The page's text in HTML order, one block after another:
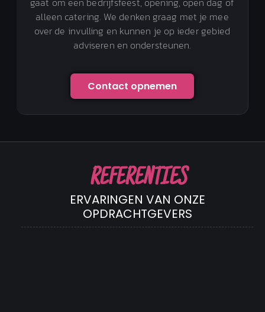
alleen catering. We denken graag met je mee
over de invulling en kunnen je op ieder gebied
adviseren en ondersteunen.
Contact opnemen
REFERENTIES
ERVARINGEN VAN ONZE
OPDRACHTGEVERS